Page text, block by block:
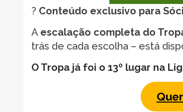
? Conteúdo exclusivo para
A escalação completa do
trás de cada escolha – está
O Tropa já foi o 13º lugar na